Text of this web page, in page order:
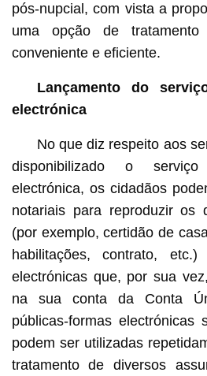
pós-nupcial, com vista a
uma opção de
conveniente e eficiente.
Lançamento do
electrónica
No que diz respeito aos
disponibilizado o
electrónica, os cidadãos
notariais para reproduzir os
(por exemplo, certidão de
habilitações, contrato, etc.)
electrónicas que, por sua
na sua conta da Conta
públicas-formas
podem ser utilizadas
tratamento de diversos